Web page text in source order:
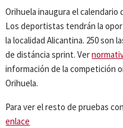
Orihuela inaugura el calendario
Los deportistas tendrán la
la localidad Alicantina. 250 son
de distáncia sprint. Ver
información de la competición
Orihuela.
Para ver el resto de pruebas
enlace